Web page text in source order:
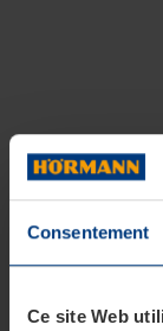
Consentement
Ce site Web